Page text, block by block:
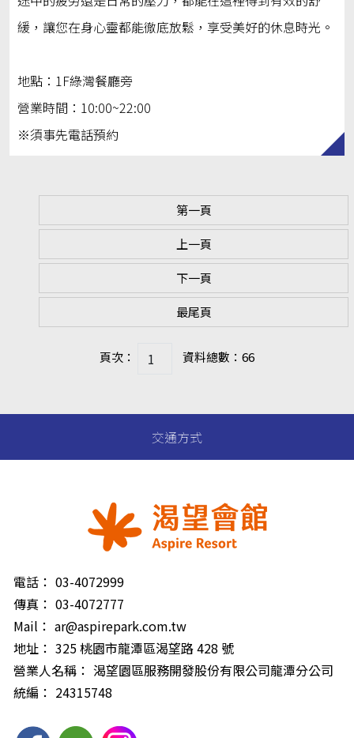
緩，讓您在身心靈都能徹底放鬆，享受美好的休息時光。
地點：1F綠灣餐廳旁
營業時間：10:00~22:00
※須事先電話預約
第一頁
上一頁
下一頁
最尾頁
頁次： 資料總數：66
交通方式
電話： 03-4072999
傳真： 03-4072777
Mail： ar@aspirepark.com.tw
地址： 325 桃園市龍潭區渴望路 428 號
營業人名稱： 渴望園區服務開發股份有限公司龍潭分公司
統編： 24315748